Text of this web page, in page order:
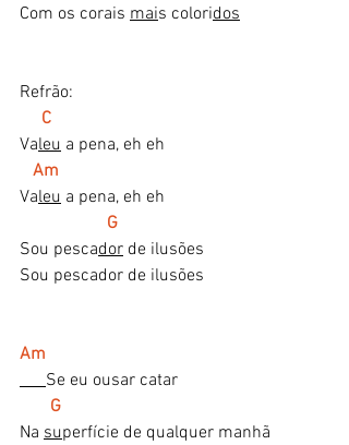
Com os corais mais coloridos
Refrão:
  C
Valeu a pena, eh eh
Am
Valeu a pena, eh eh
     G
Sou pescador de ilusões
Sou pescador de ilusões
Am
Se eu ousar catar
   G
Na superfície de qualquer manhã